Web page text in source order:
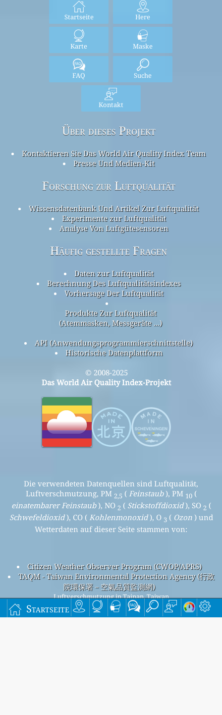
Startseite
Startseite Here
Karte Maske
FAQ Suche
Kontakt
Über dieses Projekt
Kontaktieren Sie Das World Air Quality Index Team
Presse Und Medien-Kit
Forschung zur Luftqualität
Wissensdatenbank Und Artikel Zur Luftqualität
Experimente zur Luftqualität
Analyse Von Luftgütesensoren
Häufig gestellte Fragen
Daten zur Luftqualität
Berechnung Des Luftqualitätsindexes
Vorhersage Der Luftqualität
Produkte Zur Luftqualität
(Atemmasken, Messgeräte ...)
API (Anwendungsprogrammierschnittstelle)
Historische Datenplattform
© 2008-2025
Das World Air Quality Index-Projekt
Die verwendeten Datenquellen sind Luftqualität,
Luftverschmutzung, PM 2,5 ( Feinstaub), PM 10(
einatembarer Feinstaub), NO 2 ( Stickstoffdioxid), SO 2 (
Schwefeldioxid), CO ( Kohlenmonoxid), O 3 ( Ozon) und
Wetterdaten auf dieser Seite stammen von:
Citizen Weather Observer Program (CWOP/APRS)
TAQM - Taiwan Environmental Protection Agency (行政
院環保署－空氣品質監測網)
Luftverschmutzung in Tainan, Taiwan
Beijing overall air quality index is 68
Beijing PM (fine particulate matter) AQI is 65 - Beijing PM 10